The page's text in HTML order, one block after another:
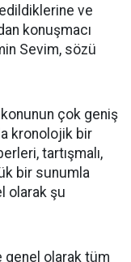
ve
konuşmacı
Sevim, sözü
konunun çok geniş
kronolojik bir
tartışmalı,
bir sunumla
olarak şu
genel olarak tüm